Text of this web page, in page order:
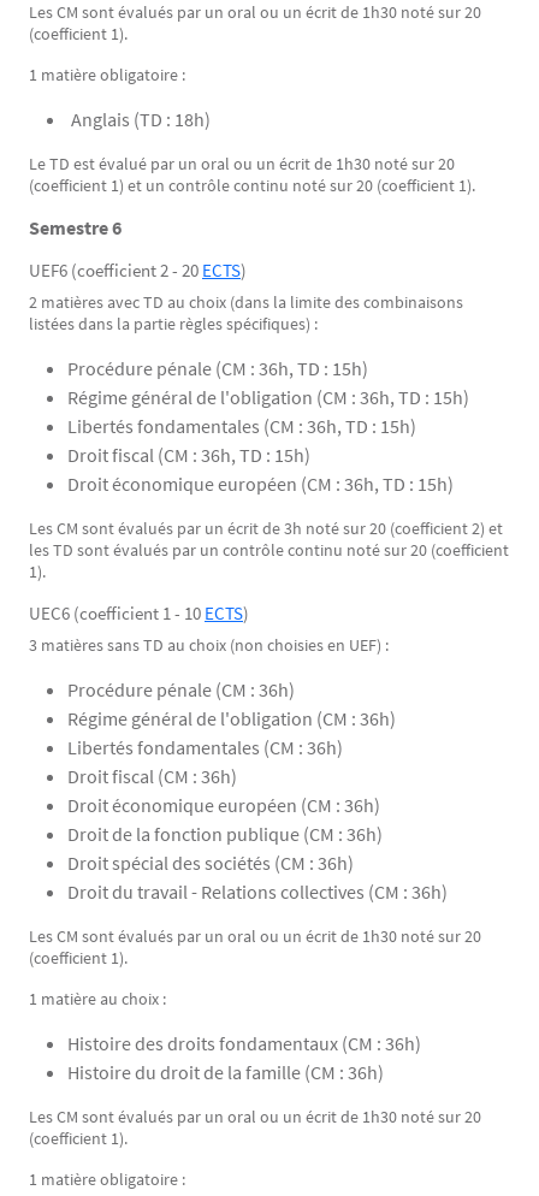
Les CM sont évalués par un oral ou un écrit de 1h30 noté sur 20
(coefficient 1).
1 matière obligatoire :
Anglais (TD : 18h)
Le TD est évalué par un oral ou un écrit de 1h30 noté sur 20
(coefficient 1) et un contrôle continu noté sur 20 (coefficient 1).
Semestre 6
UEF6 (coefficient 2 - 20 ECTS)
2 matières avec TD au choix (dans la limite des combinaisons
listées dans la partie règles spécifiques) :
Procédure pénale (CM : 36h, TD : 15h)
Régime général de l'obligation (CM : 36h, TD : 15h)
Libertés fondamentales (CM : 36h, TD : 15h)
Droit fiscal (CM : 36h, TD : 15h)
Droit économique européen (CM : 36h, TD : 15h)
Les CM sont évalués par un écrit de 3h noté sur 20 (coefficient 2) et
les TD sont évalués par un contrôle continu noté sur 20 (coefficient
1).
UEC6 (coefficient 1 - 10 ECTS)
3 matières sans TD au choix (non choisies en UEF) :
Procédure pénale (CM : 36h)
Régime général de l'obligation (CM : 36h)
Libertés fondamentales (CM : 36h)
Droit fiscal (CM : 36h)
Droit économique européen (CM : 36h)
Droit de la fonction publique (CM : 36h)
Droit spécial des sociétés (CM : 36h)
Droit du travail - Relations collectives (CM : 36h)
Les CM sont évalués par un oral ou un écrit de 1h30 noté sur 20
(coefficient 1).
1 matière au choix :
Histoire des droits fondamentaux (CM : 36h)
Histoire du droit de la famille (CM : 36h)
Les CM sont évalués par un oral ou un écrit de 1h30 noté sur 20
(coefficient 1).
1 matière obligatoire :